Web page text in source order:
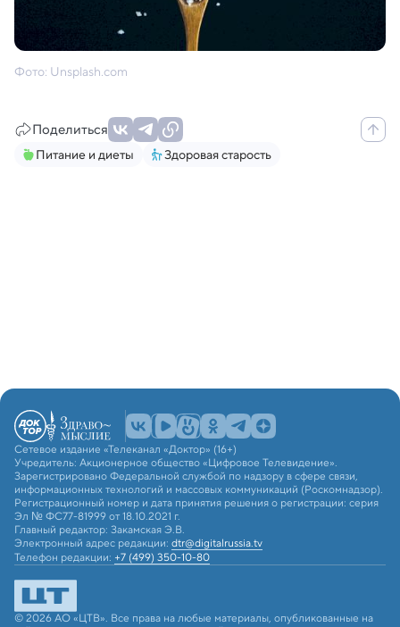
Фото: Unsplash.com
Поделиться
Питание и диеты Здоровая старость
Сетевое издание «Телеканал «Доктор» (16+)
Учредитель: Акционерное общество «Цифровое Телевидение».
Зарегистрировано Федеральной службой по надзору в сфере связи,
информационных технологий и массовых коммуникаций (Роскомнадзор).
Регистрационный номер и дата принятия решения о регистрации: серия
Эл № ФС77-81999 от 18.10.2021 г.
Главный редактор: Закамская Э.В.
Электронный адрес редакции: dtr@digitalrussia.tv
Телефон редакции: +7 (499) 350-10-80
© 2026 АО «ЦТВ». Все права на любые материалы, опубликованные на